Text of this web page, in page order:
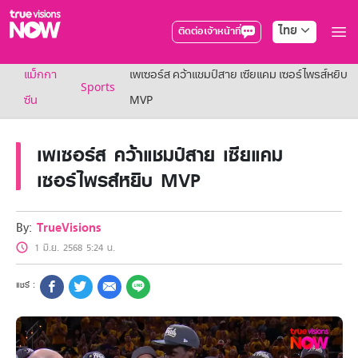
ติดต่อเจ้าหน้าที่ ไทย
True AF2026
แพ็กเกจ
NOW SPORTS
NOW Muay Thai
แพ็กเกจทรูวิชันส์นาวทั้งหมด
เคเบิลและจานดาวเทียม
สิทธิพิเศษ
สิทธิพิเศษลูกค้าทรูวิชั่นส์
Showtime
HoReCa
แพ็กเกจสำหรับผู้ประกอบการ
หาร้านร่วมรายการ
FAQs
แม็กกา
ซีน
Sports
เพเซอร์ส คว้าแชมป์สาย เซียแคม เซอร์ไพรส์หยิบ
MVP
เพเซอร์ส คว้าแชมป์สาย เซียแคม
เซอร์ไพรส์หยิบ MVP
By: TrueVisions
1 มิ.ย. 2568 5:24 น.